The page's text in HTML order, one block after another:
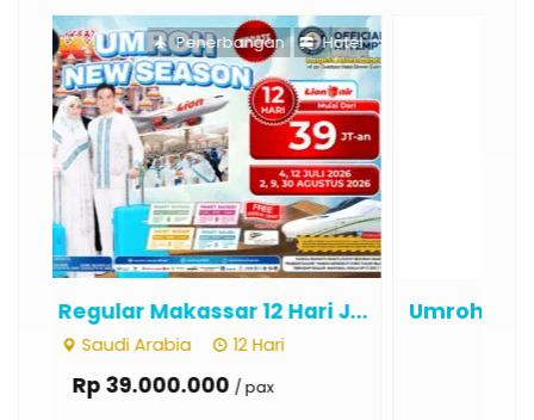
Umroh Regular Padang 13 Hari Jul...
Saudi Arabia
Rp 35.000.000
Penerbangan